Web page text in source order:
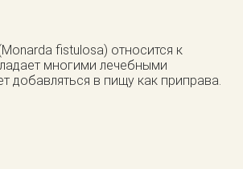
fistulosa) относится к
многими лечебными
добавляться в пищу как приправа.